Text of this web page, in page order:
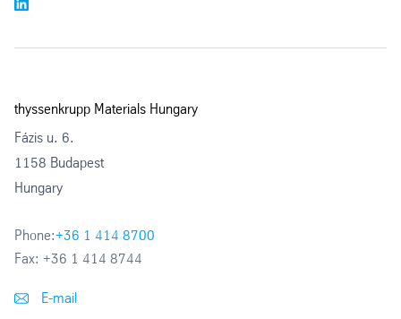
thyssenkrupp Materials Hungary
Fázis u. 6.
1158 Budapest
Hungary
Phone:+36 1 414 8700
Fax: +36 1 414 8744
E-mail